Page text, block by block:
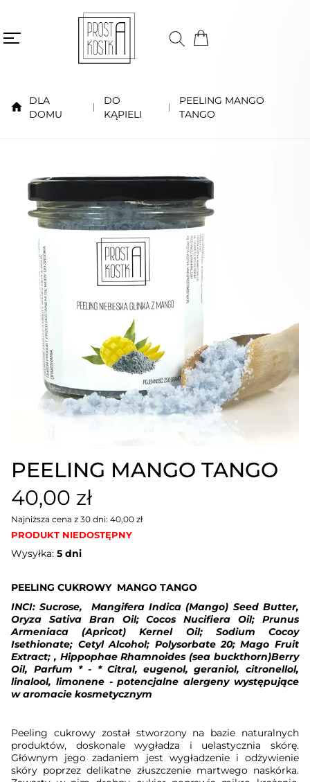
DLA
DOMU
DO
KĄPIELI
PEELING MANGO
TANGO
PEELING MANGO TANGO
40,00 zł
Najniższa cena z 30 dni: 40,00 zł
PRODUKT NIEDOSTĘPNY
Wysyłka:5 dni
PEELING CUKROWY MANGO TANGO
INCI: Sucrose, Mangifera Indica (Mango) Seed Butter,
Oryza Sativa Bran Oil; Cocos Nucifiera Oil; Prunus
Armeniaca (Apricot) Kernel Oil; Sodium Cocoy
Isethionate; Cetyl Alcohol; Polysorbate 20; Mago Fruit
Extract; , Hippophae Rhamnoides (sea buckthorn)Berry
Oil, Parfum * - * Citral, eugenol, geraniol, citronellol,
linalool, limonene - potencjalne alergeny występujące
w aromacie kosmetycznym
Peeling cukrowy został stworzony na bazie naturalnych
produktów, doskonale wygładza i uelastycznia skórę.
Głównym jego zadaniem jest wygładzenie i odżywienie
skóry poprzez delikatne złuszczenie martwego naskórka.